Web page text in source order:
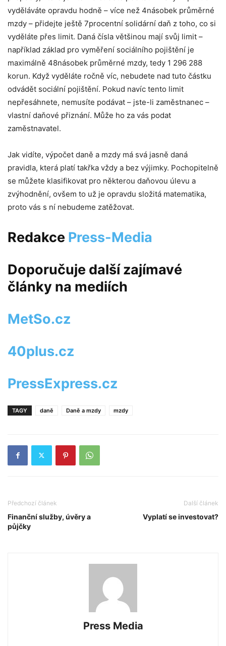
vyděláváte opravdu hodně – více než 4násobek průměrné
mzdy – přidejte ještě 7procentní solidární daň z toho, co si
vyděláte přes limit. Daná čísla většinou mají svůj limit –
například základ pro vyměření sociálního pojištění je
maximálně 48násobek průměrné mzdy, tedy 1 296 288
korun. Když vyděláte ročně víc, nebudete nad tuto částku
odvádět sociální pojištění. Pokud navíc tento limit
nepřesáhnete, nemusíte podávat – jste-li zaměstnanec –
vlastní daňové přiznání. Může ho za vás podat
zaměstnavatel.
Jak vidíte, výpočet daně a mzdy má svá jasně daná
pravidla, která platí takřka vždy a bez výjimky. Pochopitelně
se můžete klasifikovat pro některou daňovou úlevu a
zvýhodnění, ovšem to už je opravdu složitá matematika,
proto vás s ní nebudeme zatěžovat.
Redakce Press-Media
Doporučuje další zajímavé
články na mediích
MetSo.cz
40plus.cz
PressExpress.cz
TAGY daně Daně a mzdy mzdy
Předchozí článek
Finanční služby, úvěry a
půjčky
Další článek
Vyplatí se investovat?
Press Media